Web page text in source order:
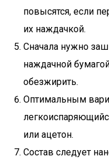
повысятся, если
их наждачкой.
Сначала нужно
наждачной
обезжирить.
Оптимальным
или ацетон.
Состав следует